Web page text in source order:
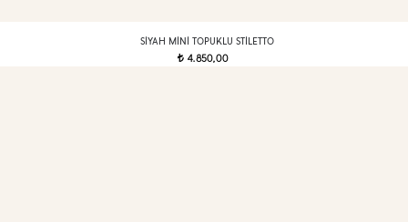
SIYAH MINI TOPUKLU STILETTO
t 4.850,00